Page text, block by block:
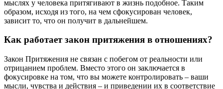
мыслях у человека притягивают в жизнь подобное. Таким
образом, исходя из того, на чем сфокусирован человек,
зависит то, что он получит в дальнейшем.
Как работает закон притяжения в отношениях?
Закон Притяжения не связан с побегом от реальности или
отрицанием проблем. Вместо этого он заключается в
фокусировке на том, что вы можете контролировать – ваши
мысли, чувства и действия – и приведении их в соответствие